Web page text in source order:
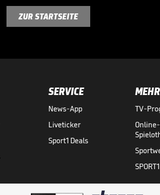
ZUR STARTSEITE
SERVICE
News-App
Liveticker
Sport1 Deals
MEHR
TV-